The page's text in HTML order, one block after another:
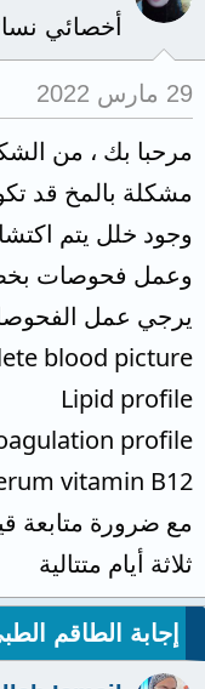
أخصائي
29 مارس 2022
مرحبا بك ، من
مشكلة بالمخ قد
وجود خلل يتم
وعمل فحوصات
يرجي عمل
blood picture
Lipid profile
profile
vitamin B12
مع ضرورة متابعة
ثلاثة أيام متتالية
إجابة الطاقم